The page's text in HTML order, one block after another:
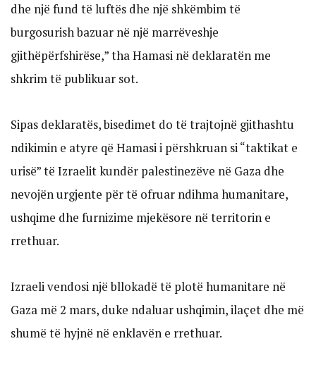
dhe një fund të luftës dhe një shkëmbim të
burgosurish bazuar në një marrëveshje
gjithëpërfshirëse,” tha Hamasi në deklaratën me
shkrim të publikuar sot.
Sipas deklaratës, bisedimet do të trajtojnë gjithashtu
ndikimin e atyre që Hamasi i përshkruan si “taktikat e
urisë” të Izraelit kundër palestinezëve në Gaza dhe
nevojën urgjente për të ofruar ndihma humanitare,
ushqime dhe furnizime mjekësore në territorin e
rrethuar.
Izraeli vendosi një bllokadë të plotë humanitare në
Gaza më 2 mars, duke ndaluar ushqimin, ilaçet dhe më
shumë të hyjnë në enklavën e rrethuar.